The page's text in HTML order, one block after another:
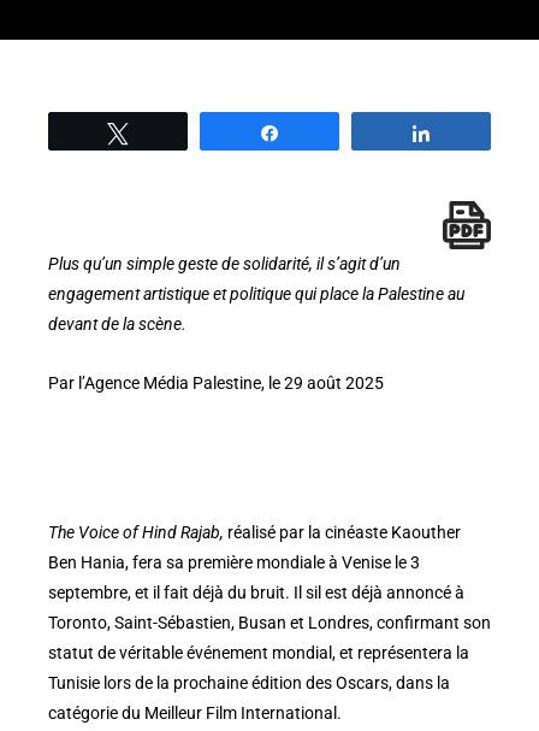
Plus qu’un simple geste de solidarité, il s’agit d’un
engagement artistique et politique qui place la Palestine au
devant de la scène.
Par l’Agence Média Palestine, le 29 août 2025
The Voice of Hind Rajab, réalisé par la cinéaste Kaouther
Ben Hania, fera sa première mondiale à Venise le 3
septembre, et il fait déjà du bruit. Il sil est déjà annoncé à
Toronto, Saint-Sébastien, Busan et Londres, confirmant son
statut de véritable événement mondial, et représentera la
Tunisie lors de la prochaine édition des Oscars, dans la
catégorie du Meilleur Film International.